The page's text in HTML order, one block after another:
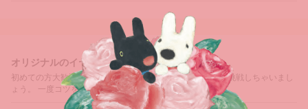
オリジナルのイヤリング・ピアスを作ろう！
初めての方大歓迎！ 自分だけのイヤリングやピアス作りに挑戦しちゃいまし
ょう。 一度コツを覚えれば、もっともっと...